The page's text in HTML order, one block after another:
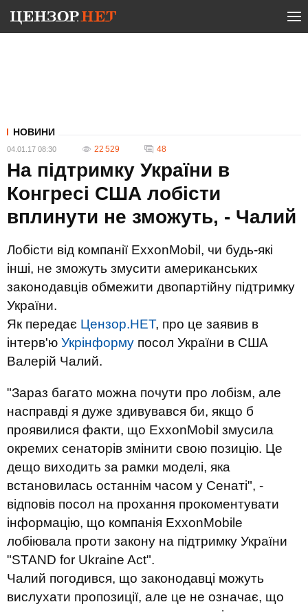
НОВИНИ
04.01.17 08:30 22 529 48
На підтримку України в
Конгресі США лобісти
вплинути не зможуть, - Чалий
Лобісти від компанії ExxonMobil, чи будь-які
інші, не зможуть змусити американських
законодавців обмежити двопартійну підтримку
України.
Як передає Цензор.НЕТ, про це заявив в
інтерв'ю Укрінформу посол України в США
Валерій Чалий.
"Зараз багато можна почути про лобізм, але
насправді я дуже здивувався би, якщо б
проявилися факти, що ExxonMobil змусила
окремих сенаторів змінити свою позицію. Це
дещо виходить за рамки моделі, яка
встановилась останнім часом у Сенаті", -
відповів посол на прохання прокоментувати
інформацію, що компанія ExxonMobile
лобіювала проти закону на підтримку України
"STAND for Ukraine Act".
Чалий погодився, що законодавці можуть
вислухати пропозиції, але це не означає, що